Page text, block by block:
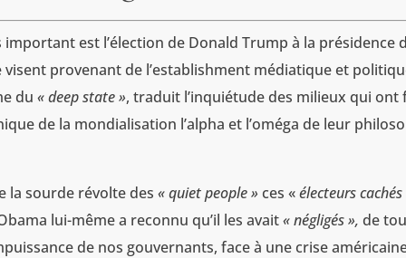
est l’élection de Donald Trump à la présidence
provenant de l’establishment médiatique et
du« deep state », traduit l’inquiétude des milieux qui ont
de la mondialisation l’alpha et l’oméga de leur
la sourde révolte des« quiet people » ces «électeurs cachés
lui-même a reconnu qu’il les avait« négligés », de
de nos gouvernants, face à une crise